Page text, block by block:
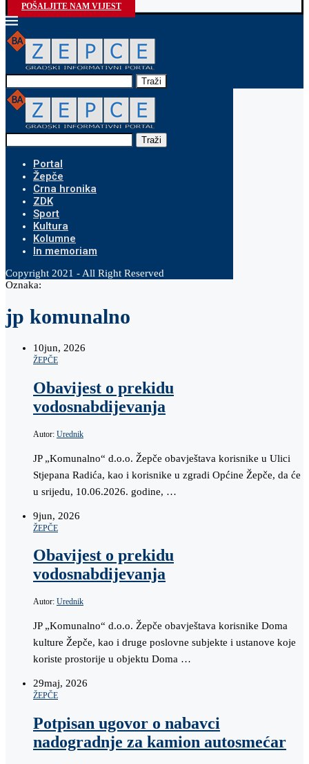
POŠALJITE NAM VIJEST
Traži
Traži
Portal
Žepče
Crna hronika
ZDK
Sport
Kultura
Kolumne
In memoriam
Copyright 2021 - All Right Reserved
Oznaka:
jp komunalno
10jun, 2026
ŽEPČE
Obavijest o prekidu
vodosnabdijevanja
Autor: Urednik
JP „Komunalno“ d.o.o. Žepče obavještava korisnike u Ulici
Stjepana Radića, kao i korisnike u zgradi Općine Žepče, da će
u srijedu, 10.06.2026. godine, …
9jun, 2026
ŽEPČE
Obavijest o prekidu
vodosnabdijevanja
Autor: Urednik
JP „Komunalno“ d.o.o. Žepče obavještava korisnike Doma
kulture Žepče, kao i druge poslovne subjekte i ustanove koje
koriste prostorije u objektu Doma …
29maj, 2026
ŽEPČE
Potpisan ugovor o nabavci
nadogradnje za kamion autosmećar